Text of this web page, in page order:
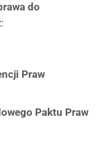
do
Praw
Paktu Praw